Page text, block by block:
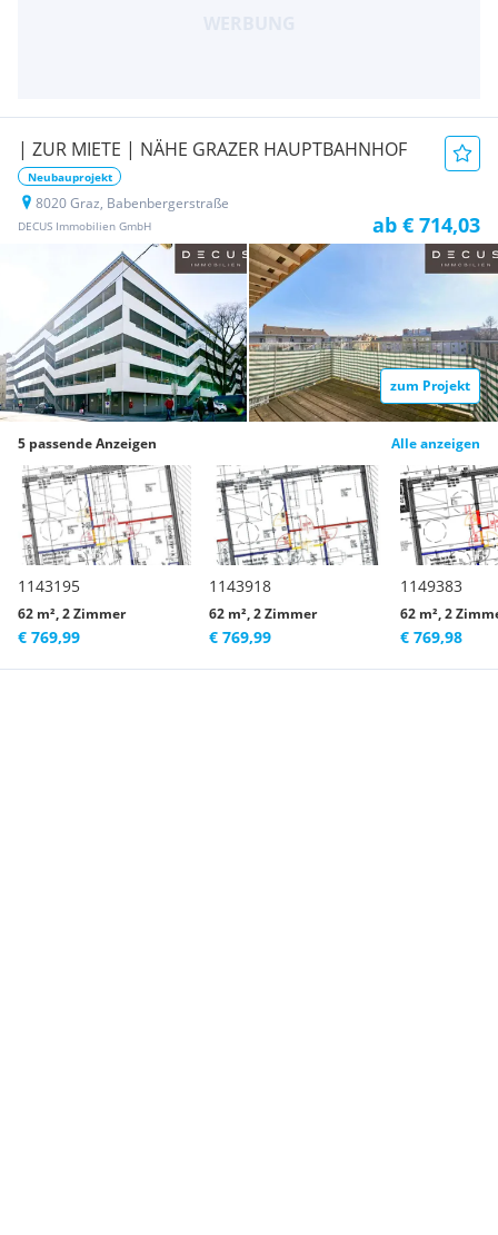
| ZUR MIETE | NÄHE GRAZER HAUPTBAHNHOF
Neubauprojekt
8020 Graz, Babenbergerstraße
DECUS Immobilien GmbH ab € 714,03
zum Projekt
5 passende Anzeigen Alle anzeigen
1143195
62 m², 2 Zimmer
€ 769,99
1143918
62 m², 2 Zimmer
€ 769,99
1149383
62 m², 2
€ 769,98